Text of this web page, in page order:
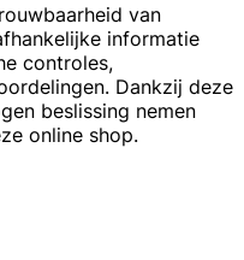
van
informatie
controles,
Dankzij deze
beslissing nemen
online shop.